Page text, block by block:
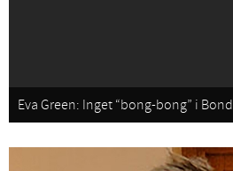
Eva Green: Inget “bong-bong” i Bond